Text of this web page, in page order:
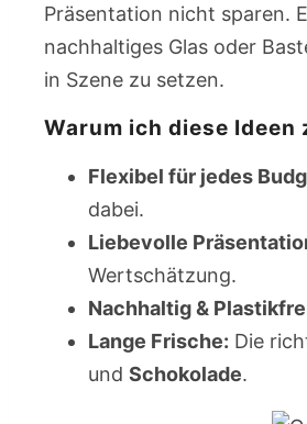
Präsentation nicht sparen.
nachhaltiges Glas oder
in Szene zu setzen.
Warum ich diese
Flexibel für jedes
dabei.
Liebevolle
Wertschätzung.
Nachhaltig &
Lange Frische: Die
und Schokolade.